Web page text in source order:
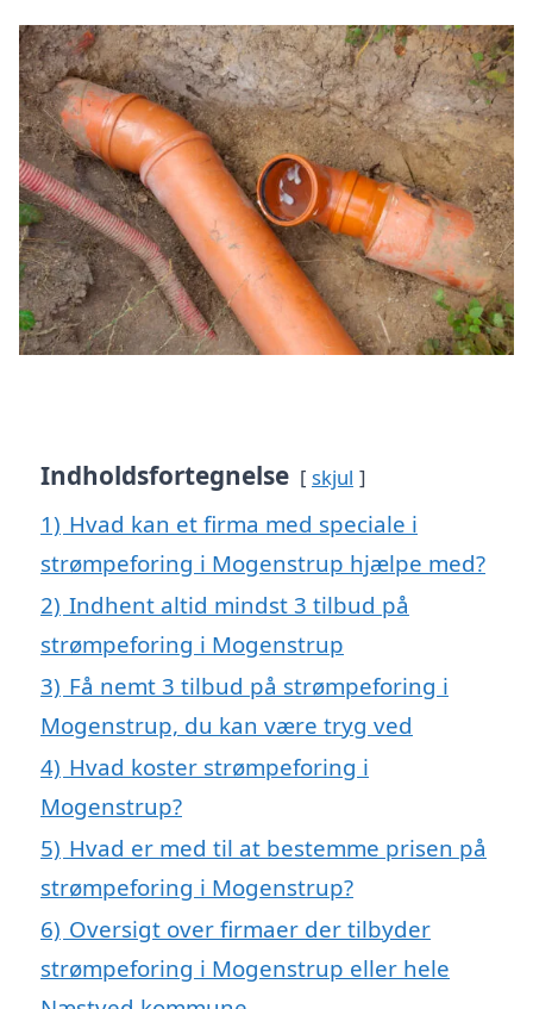
Indholdsfortegnelse skjul
1) Hvad kan et firma med speciale i
strømpeforing i Mogenstrup hjælpe med?
2) Indhent altid mindst 3 tilbud på
strømpeforing i Mogenstrup
3) Få nemt 3 tilbud på strømpeforing i
Mogenstrup, du kan være tryg ved
4) Hvad koster strømpeforing i
Mogenstrup?
5) Hvad er med til at bestemme prisen på
strømpeforing i Mogenstrup?
6) Oversigt over firmaer der tilbyder
strømpeforing i Mogenstrup eller hele